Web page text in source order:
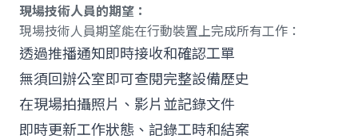
現場技術人員的期望：
現場技術人員期望能在行動裝置上完成所有工作：
透過推播通知即時接收和確認工單
無須回辦公室即可查閱完整設備歷史
在現場拍攝照片、影片並記錄文件
即時更新工作狀態、記錄工時和結案